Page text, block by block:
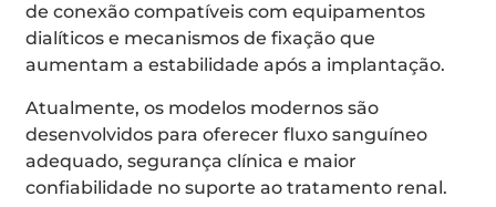
de conexão compatíveis com equipamentos
dialíticos e mecanismos de fixação que
aumentam a estabilidade após a implantação.
Atualmente, os modelos modernos são
desenvolvidos para oferecer fluxo sanguíneo
adequado, segurança clínica e maior
confiabilidade no suporte ao tratamento renal.